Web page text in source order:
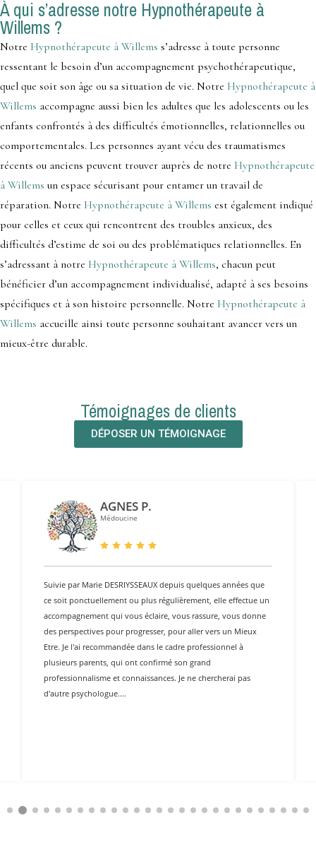
À qui s’adresse notre Hypnothérapeute à
Willems ?
Notre Hypnothérapeute à Willems s’adresse à toute personne
ressentant le besoin d’un accompagnement psychothérapeutique,
quel que soit son âge ou sa situation de vie. Notre Hypnothérapeute à
Willems accompagne aussi bien les adultes que les adolescents ou les
enfants confrontés à des difficultés émotionnelles, relationnelles ou
comportementales. Les personnes ayant vécu des traumatismes
récents ou anciens peuvent trouver auprès de notre Hypnothérapeute
à Willems un espace sécurisant pour entamer un travail de
réparation. Notre Hypnothérapeute à Willems est également indiqué
pour celles et ceux qui rencontrent des troubles anxieux, des
difficultés d’estime de soi ou des problématiques relationnelles. En
s’adressant à notre Hypnothérapeute à Willems, chacun peut
bénéficier d’un accompagnement individualisé, adapté à ses besoins
spécifiques et à son histoire personnelle. Notre Hypnothérapeute à
Willems accueille ainsi toute personne souhaitant avancer vers un
mieux-être durable.
Témoignages de clients
DÉPOSER UN TÉMOIGNAGE
AGNES P.
Médoucine
Suivie par Marie DESRIYSSEAUX depuis quelques années que
ce soit ponctuellement ou plus régulièrement, elle effectue un
accompagnement qui vous éclaire, vous rassure, vous donne
des perspectives pour progresser, pour aller vers un Mieux
Etre. Je l'ai recommandée dans le cadre professionnel à
plusieurs parents, qui ont confirmé son grand
professionnalisme et connaissances. Je ne chercherai pas
d'autre psychologue....